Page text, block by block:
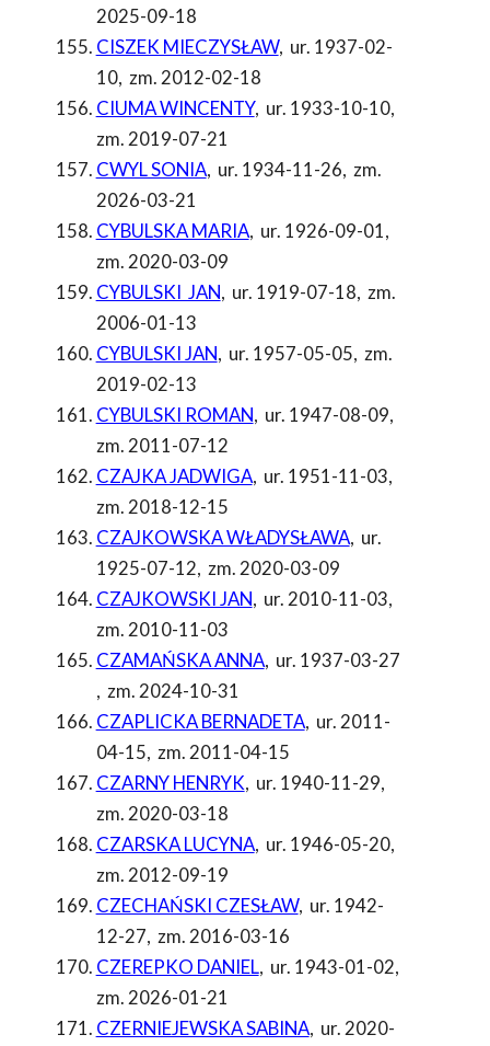
2025-09-18
CISZEK MIECZYSŁAW, ur. 1937-02-
10, zm. 2012-02-18
CIUMA WINCENTY, ur. 1933-10-10,
zm. 2019-07-21
CWYL SONIA, ur. 1934-11-26, zm.
2026-03-21
CYBULSKA MARIA, ur. 1926-09-01,
zm. 2020-03-09
CYBULSKI JAN, ur. 1919-07-18, zm.
2006-01-13
CYBULSKI JAN, ur. 1957-05-05, zm.
2019-02-13
CYBULSKI ROMAN, ur. 1947-08-09,
zm. 2011-07-12
CZAJKA JADWIGA, ur. 1951-11-03,
zm. 2018-12-15
CZAJKOWSKA WŁADYSŁAWA, ur.
1925-07-12, zm. 2020-03-09
CZAJKOWSKI JAN, ur. 2010-11-03,
zm. 2010-11-03
CZAMAŃSKA ANNA, ur. 1937-03-27
, zm. 2024-10-31
CZAPLICKA BERNADETA, ur. 2011-
04-15, zm. 2011-04-15
CZARNY HENRYK, ur. 1940-11-29,
zm. 2020-03-18
CZARSKA LUCYNA, ur. 1946-05-20,
zm. 2012-09-19
CZECHAŃSKI CZESŁAW, ur. 1942-
12-27, zm. 2016-03-16
CZEREPKO DANIEL, ur. 1943-01-02,
zm. 2026-01-21
CZERNIEJEWSKA SABINA, ur. 2020-